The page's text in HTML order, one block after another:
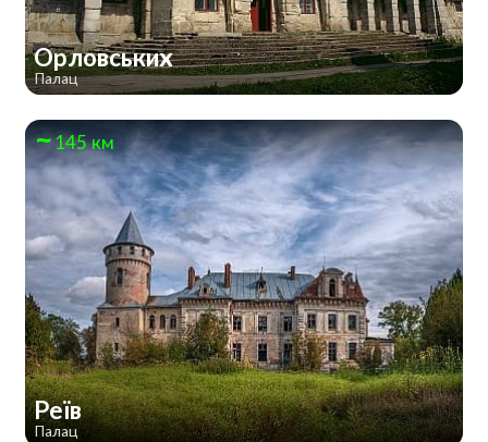
Орловських
Палац
145 км
Реїв
Палац